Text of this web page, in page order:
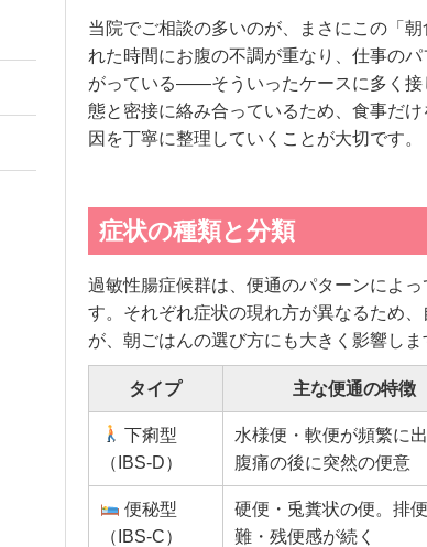
当院でご相談の多いのが、まさにこの「
れた時間にお腹の不調が重なり、仕事の
がっている——そういったケースに多く接
態と密接に絡み合っているため、食事だ
因を丁寧に整理していくことが大切です。
症状の種類と分類
過敏性腸症候群は、便通のパターンによ
す。それぞれ症状の現れ方が異なるため
が、朝ごはんの選び方にも大きく影響しま
タイプ 主な便通の特徴
下痢型
（IBS-D）
水様便・軟便が頻繁に出
腹痛の後に突然の便意
便秘型
（IBS-C）
硬便・兎糞状の便。排
難・残便感が続く